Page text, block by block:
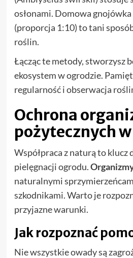
osłonami. Domowa
(proporcja 1:10) to tani
roślin.
Łącząc te metody, stworzysz
ekosystem w ogrodzie.
regularność i obserwacja
Ochrona
pożytecznych
Współpraca z naturą to klucz
pielęgnacji ogrodu.
naturalnymi
szkodnikami. Warto je
przyjazne warunki.
Jak rozpoznać
Nie wszystkie owady są